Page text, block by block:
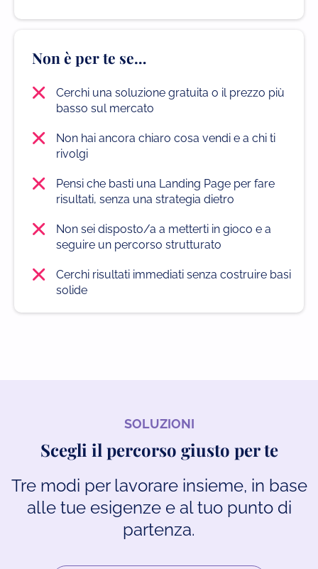
Non è per te se…
Cerchi una soluzione gratuita o il prezzo più
basso sul mercato
Non hai ancora chiaro cosa vendi e a chi ti
rivolgi
Pensi che basti una Landing Page per fare
risultati, senza una strategia dietro
Non sei disposto/a a metterti in gioco e a
seguire un percorso strutturato
Cerchi risultati immediati senza costruire basi
solide
SOLUZIONI
Scegli il percorso giusto per te
Tre modi per lavorare insieme, in base
alle tue esigenze e al tuo punto di
partenza.